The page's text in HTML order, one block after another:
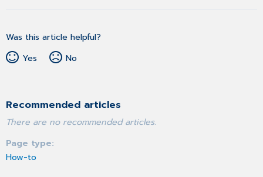
Was this article helpful?
Yes
No
Recommended articles
There are no recommended articles.
Page type
How-to